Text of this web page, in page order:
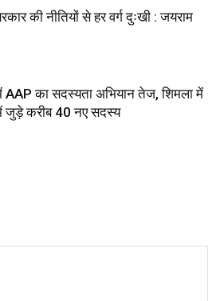
की नीतियों से हर वर्ग दुःखी : जयराम
AAP का सदस्यता अभियान तेज, शिमला में
जुड़े करीब 40 नए सदस्य